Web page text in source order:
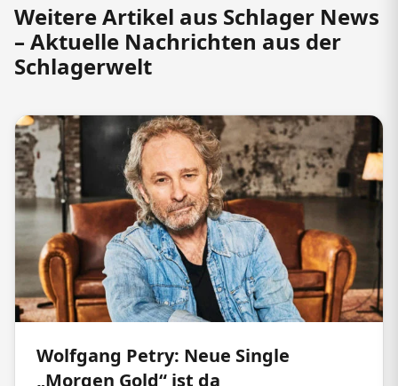
Weitere Artikel aus Schlager News
– Aktuelle Nachrichten aus der
Schlagerwelt
Wolfgang Petry: Neue Single
„Morgen Gold“ ist da